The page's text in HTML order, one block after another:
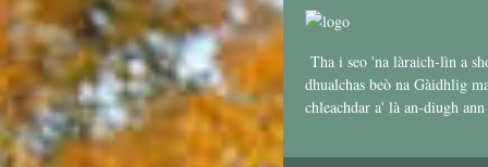
Tha i seo 'na làraich-lìn a
dhualchas beò na Gàidhlig
chleachdar a' là an-diugh